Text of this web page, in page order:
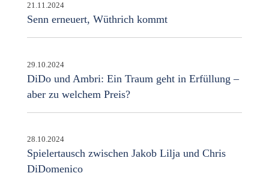
21.11.2024
Senn erneuert, Wüthrich kommt
29.10.2024
DiDo und Ambri: Ein Traum geht in Erfüllung –
aber zu welchem Preis?
28.10.2024
Spielertausch zwischen Jakob Lilja und Chris
DiDomenico